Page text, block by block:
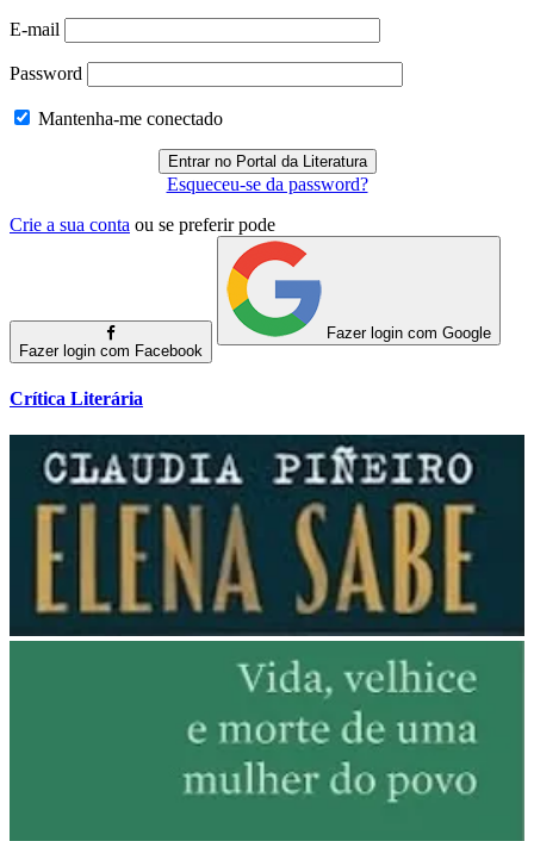
E-mail
Password
Mantenha-me conectado
Esqueceu-se da password?
Crie a sua conta ou se preferir pode
Fazer login com Facebook
Fazer login com Google
Crítica Literária